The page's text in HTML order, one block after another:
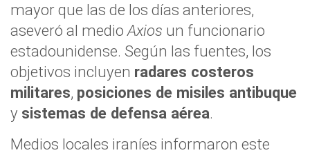
mayor que las de los días anteriores,
aseveró al medio Axios un funcionario
estadounidense. Según las fuentes, los
objetivos incluyen radares costeros
militares, posiciones de misiles antibuque
y sistemas de defensa aérea.
Medios locales iraníes informaron este